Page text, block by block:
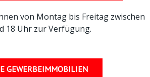
von Montag bis Freitag zwischen
18 Uhr zur Verfügung.
GEWERBEIMMOBILIEN